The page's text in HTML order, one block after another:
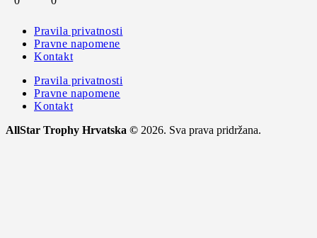
Pravila privatnosti
Pravne napomene
Kontakt
Pravila privatnosti
Pravne napomene
Kontakt
AllStar Trophy Hrvatska © 2026. Sva prava pridržana.